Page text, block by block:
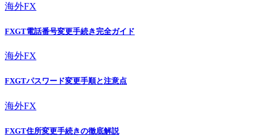
海外FX
FXGT電話番号変更手続き完全ガイド
海外FX
FXGTパスワード変更手順と注意点
海外FX
FXGT住所変更手続きの徹底解説